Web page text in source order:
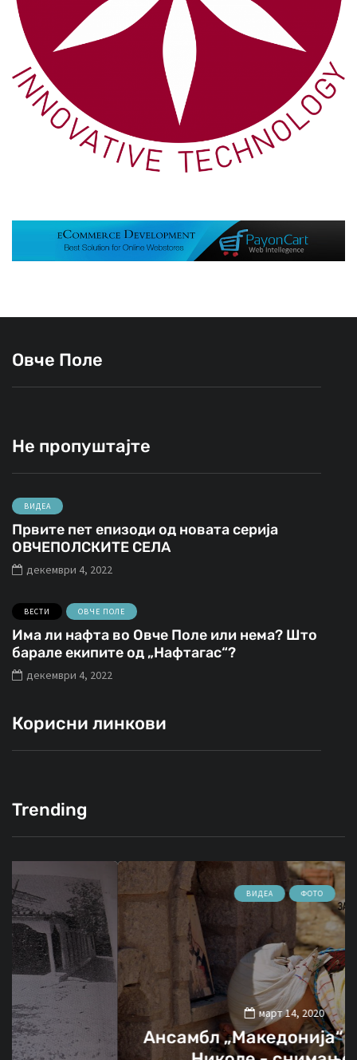
Овче Поле
Не пропуштајте
ВИДЕА
Првите пет епизоди од новата серија
ОВЧЕПОЛСКИТЕ СЕЛА
декември 4, 2022
ВЕСТИ ОВЧЕ ПОЛЕ
Има ли нафта во Овче Поле или нема? Што
барале екипите од „Нафтагас“?
декември 4, 2022
Корисни линкови
Trending
ВИДЕА
март 14, 2020
Ансамбл „Македонија“ во Свети